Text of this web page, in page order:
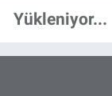
Yükleniyor...